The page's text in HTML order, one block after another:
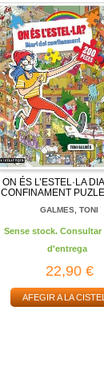
ON ÉS L’ESTEL·LA
CONFINAMENT
GALMES, TONI
Sense stock.
d'entrega
22,90 €
AFEGIR A LA